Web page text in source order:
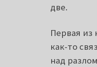
две.
Первая из
как-то
над